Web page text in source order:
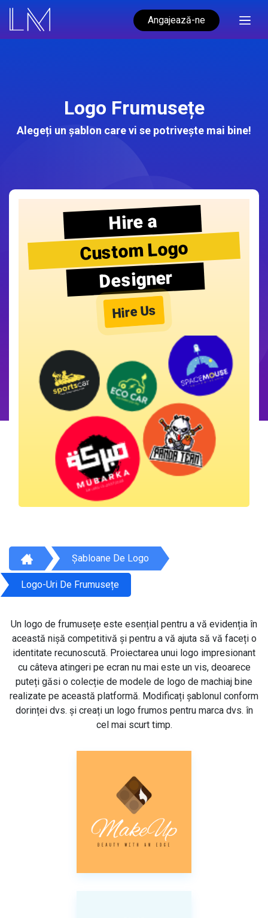
Angajează-ne
Logo Frumusețe
Alegeți un șablon care vi se potrivește mai bine!
Hire a
Custom Logo
Designer
Hire Us
Șabloane De Logo
Logo-Uri De Frumusețe
Un logo de frumusețe este esențial pentru a vă evidenția în
această nișă competitivă și pentru a vă ajuta să vă faceți o
identitate recunoscută. Proiectarea unui logo impresionant
cu câteva atingeri pe ecran nu mai este un vis, deoarece
puteți găsi o colecție de modele de logo de machiaj bine
realizate pe această platformă. Modificați șablonul conform
dorinței dvs. și creați un logo frumos pentru marca dvs. în
cel mai scurt timp.